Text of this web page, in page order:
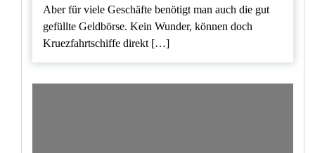
Aber für viele Geschäfte benötigt man auch die gut
gefüllte Geldbörse. Kein Wunder, können doch
Kruezfahrtschiffe direkt […]